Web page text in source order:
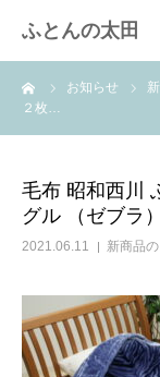
ふとんの太田
お知らせ
２枚…
毛布 昭和西川
グル （ゼブラ
2021.06.11 新商品
羽毛布団のリ
取扱商品
会社概要